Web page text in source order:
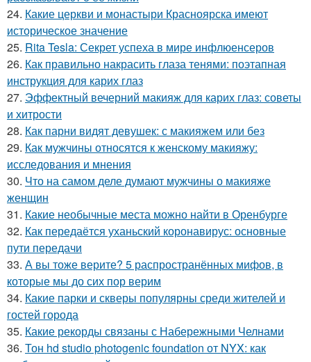
24. Какие церкви и монастыри Красноярска имеют
историческое значение
25. Rita Tesla: Секрет успеха в мире инфлюенсеров
26. Как правильно накрасить глаза тенями: поэтапная
инструкция для карих глаз
27. Эффектный вечерний макияж для карих глаз: советы
и хитрости
28. Как парни видят девушек: с макияжем или без
29. Как мужчины относятся к женскому макияжу:
исследования и мнения
30. Что на самом деле думают мужчины о макияже
женщин
31. Какие необычные места можно найти в Оренбурге
32. Как передаётся уханьский коронавирус: основные
пути передачи
33. А вы тоже верите? 5 распространённых мифов, в
которые мы до сих пор верим
34. Какие парки и скверы популярны среди жителей и
гостей города
35. Какие рекорды связаны с Набережными Челнами
36. Тон hd studio photogenic foundation от NYX: как